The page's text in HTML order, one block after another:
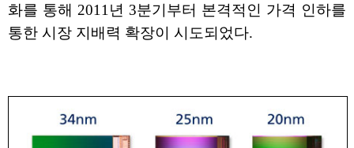
화를 통해 2011년 3분기부터 본격적인 가격 인하를
통한 시장 지배력 확장이 시도되었다.